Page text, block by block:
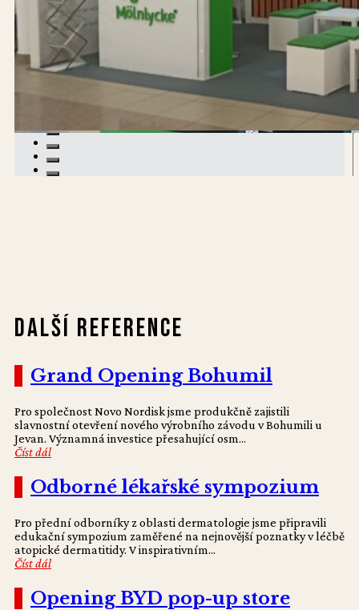
Další reference
Grand Opening Bohumil
Pro společnost Novo Nordisk jsme produkčně zajistili
slavnostní otevření nového výrobního závodu v Bohumili u
Jevan. Významná investice přesahující osm...
Číst dál
Odborné lékařské sympozium
Pro přední odborníky z oblasti dermatologie jsme připravili
edukační sympozium zaměřené na nejnovější poznatky v léčbě
atopické dermatitidy. V inspirativním...
Číst dál
Opening BYD pop-up store